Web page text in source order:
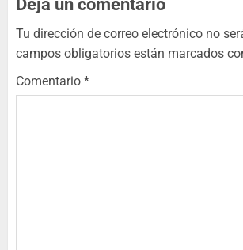
Deja un comentario
Tu dirección de correo electrónico no
campos obligatorios están marcados
Comentario *